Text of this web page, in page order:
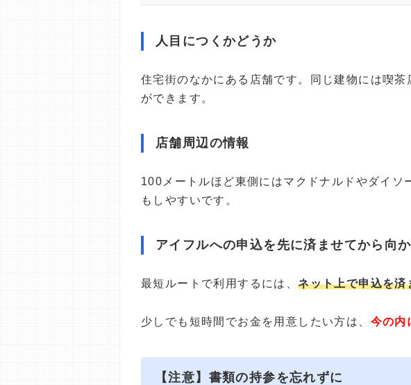
人目につくかどうか
住宅街のなかにある店舗です。同じ建物には喫
ができます。
店舗周辺の情報
100メートルほど東側にはマクドナルドやダイ
もしやすいです。
アイフルへの申込を先に済ませてから向
最短ルートで利用するには、ネット上で申込を
少しでも短時間でお金を用意したい方は、 今の内
【注意】書類の持参を忘れずに